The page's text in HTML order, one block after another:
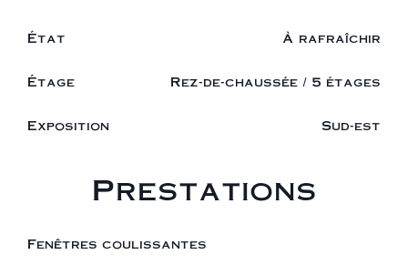
État À rafraîchir
Étage Rez-de-chaussée / 5 étages
Exposition Sud-est
Prestations
Fenêtres coulissantes